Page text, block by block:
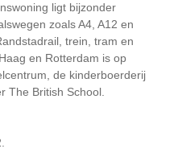
ligt bijzonder
zoals A4, A12 en
trein, tram en
en Rotterdam is op
de kinderboerderij
The British School.